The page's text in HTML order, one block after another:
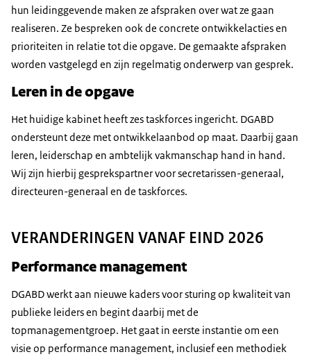
hun leidinggevende maken ze afspraken over wat ze gaan
realiseren. Ze bespreken ook de concrete ontwikkelacties en
prioriteiten in relatie tot die opgave. De gemaakte afspraken
worden vastgelegd en zijn regelmatig onderwerp van gesprek.
Leren in de opgave
Het huidige kabinet heeft zes taskforces ingericht. DGABD
ondersteunt deze met ontwikkelaanbod op maat. Daarbij gaan
leren, leiderschap en ambtelijk vakmanschap hand in hand.
Wij zijn hierbij gesprekspartner voor secretarissen-generaal,
directeuren-generaal en de taskforces.
VERANDERINGEN VANAF EIND 2026
Performance management
DGABD werkt aan nieuwe kaders voor sturing op kwaliteit van
publieke leiders en begint daarbij met de
topmanagementgroep. Het gaat in eerste instantie om een
visie op performance management, inclusief een methodiek